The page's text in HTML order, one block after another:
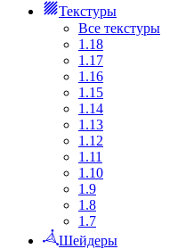
Текстуры
Все текстуры
1.18
1.17
1.16
1.15
1.14
1.13
1.12
1.11
1.10
1.9
1.8
1.7
Шейдеры